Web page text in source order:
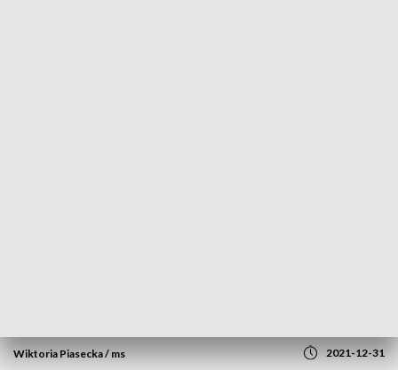
Wiktoria Piasecka / ms 2021-12-31